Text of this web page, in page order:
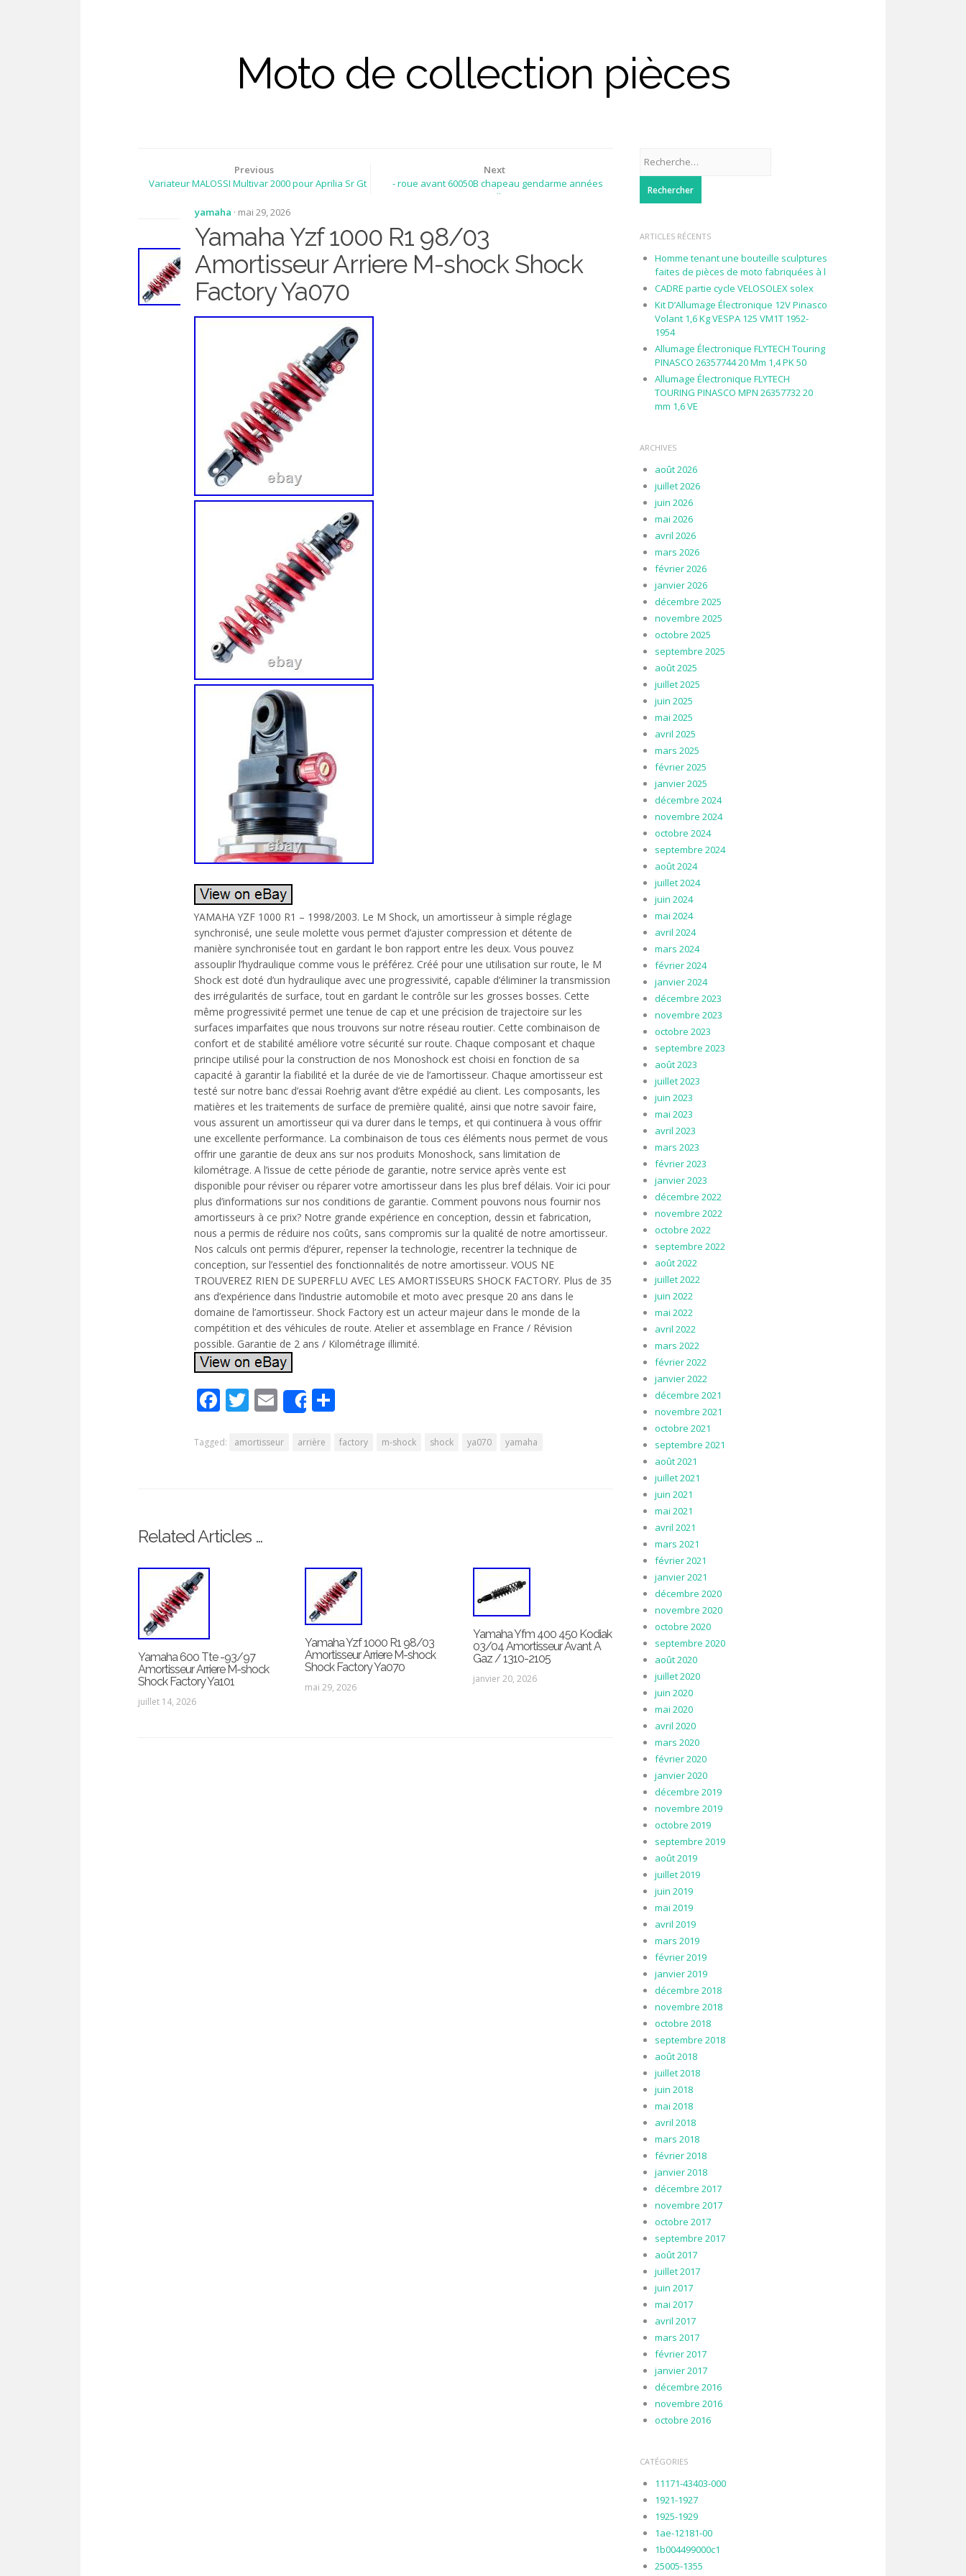
Moto de collection pièces
Previous
Variateur MALOSSI Multivar 2000 pour Aprilia Sr Gt
Next
- roue avant 60050B chapeau gendarme années
1910 1920 moto collection ancetre
yamaha · mai 29, 2026
Yamaha Yzf 1000 R1 98/03
Amortisseur Arriere M-shock Shock
Factory Ya070
YAMAHA YZF 1000 R1 – 1998/2003. Le M Shock, un amortisseur à simple réglage
synchronisé, une seule molette vous permet d’ajuster compression et détente de
manière synchronisée tout en gardant le bon rapport entre les deux. Vous pouvez
assouplir l’hydraulique comme vous le préférez. Créé pour une utilisation sur route, le M
Shock est doté d’un hydraulique avec une progressivité, capable d’éliminer la transmission
des irrégularités de surface, tout en gardant le contrôle sur les grosses bosses. Cette
même progressivité permet une tenue de cap et une précision de trajectoire sur les
surfaces imparfaites que nous trouvons sur notre réseau routier. Cette combinaison de
confort et de stabilité améliore votre sécurité sur route. Chaque composant et chaque
principe utilisé pour la construction de nos Monoshock est choisi en fonction de sa
capacité à garantir la fiabilité et la durée de vie de l’amortisseur. Chaque amortisseur est
testé sur notre banc d’essai Roehrig avant d’être expédié au client. Les composants, les
matières et les traitements de surface de première qualité, ainsi que notre savoir faire,
vous assurent un amortisseur qui va durer dans le temps, et qui continuera à vous offrir
une excellente performance. La combinaison de tous ces éléments nous permet de vous
offrir une garantie de deux ans sur nos produits Monoshock, sans limitation de
kilométrage. A l’issue de cette période de garantie, notre service après vente est
disponible pour réviser ou réparer votre amortisseur dans les plus bref délais. Voir ici pour
plus d’informations sur nos conditions de garantie. Comment pouvons nous fournir nos
amortisseurs à ce prix? Notre grande expérience en conception, dessin et fabrication,
nous a permis de réduire nos coûts, sans compromis sur la qualité de notre amortisseur.
Nos calculs ont permis d’épurer, repenser la technologie, recentrer la technique de
conception, sur l’essentiel des fonctionnalités de notre amortisseur. VOUS NE
TROUVEREZ RIEN DE SUPERFLU AVEC LES AMORTISSEURS SHOCK FACTORY. Plus de 35
ans d’expérience dans l’industrie automobile et moto avec presque 20 ans dans le
domaine de l’amortisseur. Shock Factory est un acteur majeur dans le monde de la
compétition et des véhicules de route. Atelier et assemblage en France / Révision
possible. Garantie de 2 ans / Kilométrage illimité.
Facebook
Twitter
Email
Share
Tagged: amortisseur arrière factory m-shock shock ya070 yamaha
Related Articles …
Yamaha 600 Tte -93/97
Amortisseur Arriere M-shock
Shock Factory Ya101
juillet 14, 2026
Yamaha Yzf 1000 R1 98/03
Amortisseur Arriere M-shock
Shock Factory Ya070
mai 29, 2026
Yamaha Yfm 400 450 Kodiak
03/04 Amortisseur Avant A
Gaz / 1310-2105
janvier 20, 2026
ARTICLES RÉCENTS
Homme tenant une bouteille sculptures
faites de pièces de moto fabriquées à l
CADRE partie cycle VELOSOLEX solex
Kit D’Allumage Électronique 12V Pinasco
Volant 1,6 Kg VESPA 125 VM1T 1952-
1954
Allumage Électronique FLYTECH Touring
PINASCO 26357744 20 Mm 1,4 PK 50
Allumage Électronique FLYTECH
TOURING PINASCO MPN 26357732 20
mm 1,6 VE
ARCHIVES
août 2026
juillet 2026
juin 2026
mai 2026
avril 2026
mars 2026
février 2026
janvier 2026
décembre 2025
novembre 2025
octobre 2025
septembre 2025
août 2025
juillet 2025
juin 2025
mai 2025
avril 2025
mars 2025
février 2025
janvier 2025
décembre 2024
novembre 2024
octobre 2024
septembre 2024
août 2024
juillet 2024
juin 2024
mai 2024
avril 2024
mars 2024
février 2024
janvier 2024
décembre 2023
novembre 2023
octobre 2023
septembre 2023
août 2023
juillet 2023
juin 2023
mai 2023
avril 2023
mars 2023
février 2023
janvier 2023
décembre 2022
novembre 2022
octobre 2022
septembre 2022
août 2022
juillet 2022
juin 2022
mai 2022
avril 2022
mars 2022
février 2022
janvier 2022
décembre 2021
novembre 2021
octobre 2021
septembre 2021
août 2021
juillet 2021
juin 2021
mai 2021
avril 2021
mars 2021
février 2021
janvier 2021
décembre 2020
novembre 2020
octobre 2020
septembre 2020
août 2020
juillet 2020
juin 2020
mai 2020
avril 2020
mars 2020
février 2020
janvier 2020
décembre 2019
novembre 2019
octobre 2019
septembre 2019
août 2019
juillet 2019
juin 2019
mai 2019
avril 2019
mars 2019
février 2019
janvier 2019
décembre 2018
novembre 2018
octobre 2018
septembre 2018
août 2018
juillet 2018
juin 2018
mai 2018
avril 2018
mars 2018
février 2018
janvier 2018
décembre 2017
novembre 2017
octobre 2017
septembre 2017
août 2017
juillet 2017
juin 2017
mai 2017
avril 2017
mars 2017
février 2017
janvier 2017
décembre 2016
novembre 2016
octobre 2016
CATÉGORIES
11171-43403-000
1921-1927
1925-1929
1ae-12181-00
1b004499000c1
25005-1355